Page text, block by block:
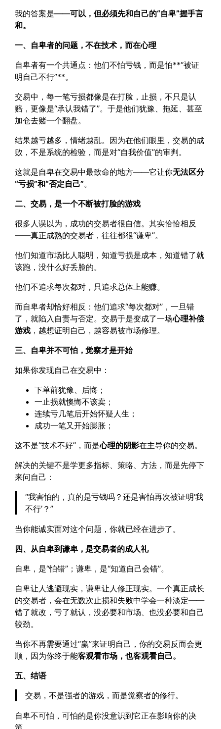
我的答案是——可以，但必须先和自己的“自卑”握手言
和。
一、自卑者的问题，不在技术，而在心理
自卑者有一个共通点：他们不怕亏钱，而是怕**“被证
明自己不行”**。
交易中，每一笔亏损都像是在打脸，止损，不只是认
赔，更像是“承认我错了”。于是他们犹豫、拖延、甚至
加仓去赌一个翻盘。
结果越亏越多，情绪越乱。因为在他们眼里，交易的成
败，不是系统的检验，而是对“自我价值”的审判。
这就是自卑在交易中最致命的地方——它让你无法区分
“亏损”和“否定自己”。
二、交易，是一个不断被打脸的游戏
很多人误以为，成功的交易者很自信。其实恰恰相反
——真正成熟的交易者，往往都很“谦卑”。
他们知道市场比人聪明，知道亏损是成本，知道错了就
该跑，没什么好丢脸的。
他们不追求每次都对，只追求总体上能赚。
而自卑者却恰好相反：他们追求“每次都对”，一旦错
了，就陷入自责与否定。交易于是变成了一场心理补偿
游戏 ，越想证明自己，越容易被市场修理。
三、自卑并不可怕，觉察才是开始
如果你发现自己在交易中：
下单前犹豫、后悔；
一止损就懊悔不该卖；
连续亏几笔后开始怀疑人生；
成功一笔又开始膨胀；
这不是“技术不好”，而是心理的阴影在主导你的交易。
解决的关键不是学更多指标、策略、方法，而是先停下
来问自己：
“我害怕的，真的是亏钱吗？还是害怕再次被证明‘我
不行’？”
当你能诚实面对这个问题，你就已经在进步了。
四、从自卑到谦卑，是交易者的成人礼
自卑，是“怕错”；谦卑，是“知道自己会错”。
自卑让人逃避现实，谦卑让人修正现实。一个真正成长
的交易者，会在无数次止损和失败中学会一种淡定——
错了就改，亏了就认，没必要和市场、也没必要和自己
较劲。
当你不再需要通过“赢”来证明自己，你的交易反而会更
顺，因为你终于能客观看市场，也客观看自己。
五、结语
交易，不是强者的游戏，而是觉察者的修行。
自卑不可怕，可怕的是你没意识到它正在影响你的决